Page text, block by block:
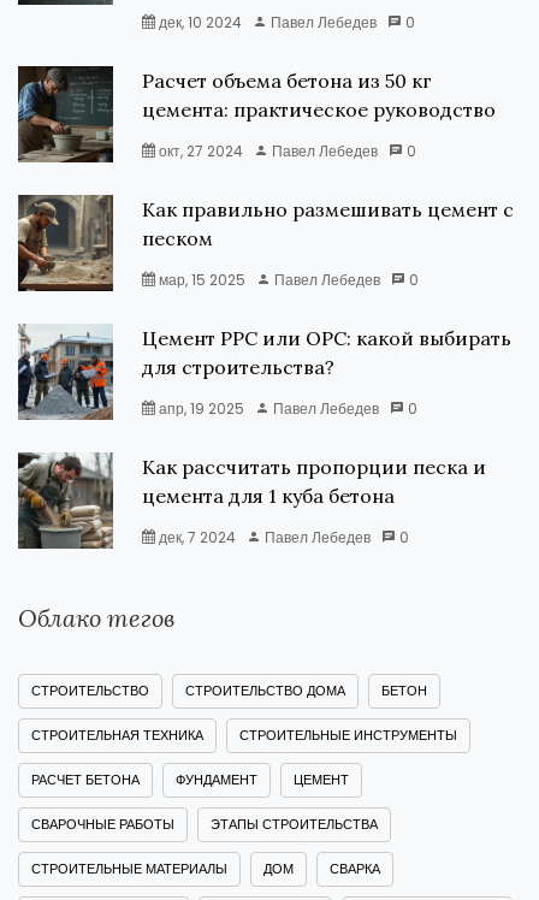
дек, 10 2024 Павел Лебедев 0
Расчет объема бетона из 50 кг
цемента: практическое руководство
окт, 27 2024 Павел Лебедев 0
Как правильно размешивать цемент с
песком
мар, 15 2025 Павел Лебедев 0
Цемент PPC или OPC: какой выбирать
для строительства?
апр, 19 2025 Павел Лебедев 0
Как рассчитать пропорции песка и
цемента для 1 куба бетона
дек, 7 2024 Павел Лебедев 0
Облако тегов
СТРОИТЕЛЬСТВО СТРОИТЕЛЬСТВО ДОМА БЕТОН
СТРОИТЕЛЬНАЯ ТЕХНИКА СТРОИТЕЛЬНЫЕ ИНСТРУМЕНТЫ
РАСЧЕТ БЕТОНА ФУНДАМЕНТ ЦЕМЕНТ
СВАРОЧНЫЕ РАБОТЫ ЭТАПЫ СТРОИТЕЛЬСТВА
СТРОИТЕЛЬНЫЕ МАТЕРИАЛЫ ДОМ СВАРКА